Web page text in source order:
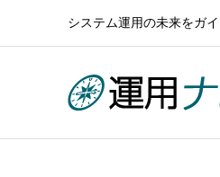
システム運用の未来をガ